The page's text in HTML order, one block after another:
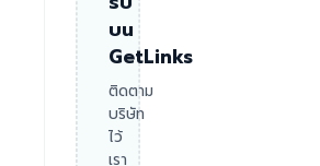
บน
GetLinks
ติดตาม
บริษัท
ไว้
เรา